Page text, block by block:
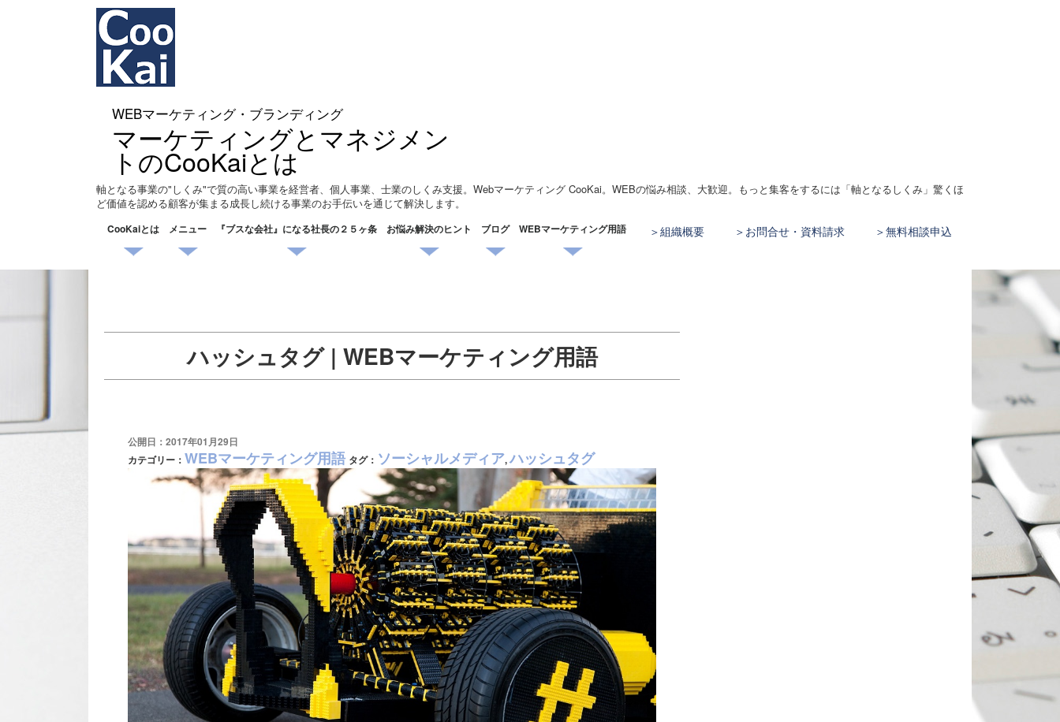
WEBマーケティング・ブランディング
マーケティングとマネジメン
トのCooKaiとは
軸となる事業の"しくみ"で質の高い事業を経営者、個人事業、士業のしくみ支援。Webマーケティング CooKai。WEBの悩み相談、大歓迎。もっと集客をするには「軸となるしくみ」驚くほ
ど価値を認める顧客が集まる成長し続ける事業のお手伝いを通じて解決します。
組織概要 お問合せ・資料請求 無料相談申込
CooKaiとは メニュー 『ブスな会社』になる社長の２５ヶ条 お悩み解決のヒント ブログ WEBマーケティング用語
ハッシュタグ | WEBマーケティング用語
公開日：2017年01月29日
カテゴリー： WEBマーケティング用語 タグ： ソーシャルメディア,ハッシュタグ